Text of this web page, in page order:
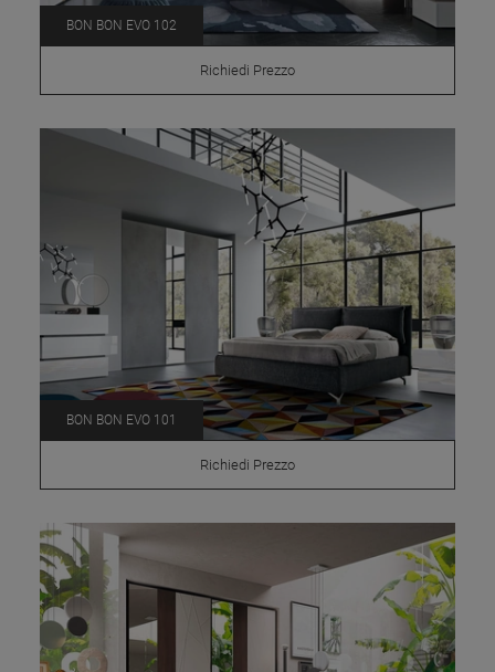
BON BON EVO 102
Richiedi Prezzo
BON BON EVO 101
Richiedi Prezzo